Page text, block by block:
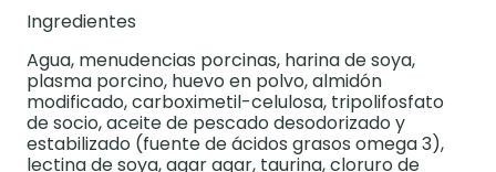
Ingredientes
Agua, menudencias porcinas, harina de soya,
plasma porcino, huevo en polvo, almidón
modificado, carboximetil-celulosa, tripolifosfato
de socio, aceite de pescado desodorizado y
estabilizado (fuente de ácidos grasos omega 3),
lectina de soya, agar agar, taurina, cloruro de